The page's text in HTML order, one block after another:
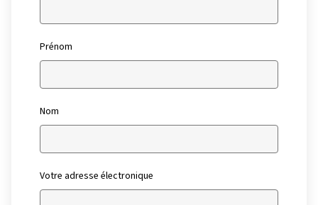
Prénom
Nom
Votre adresse électronique